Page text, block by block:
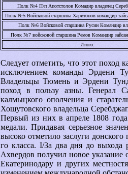
Полк №4 П\п Апотстолов Комадир владелец
Полк №5 Войсковой старшина Харитонов командир
Полк №6 Войсковой старшина Русин Командир
Полк №7 войсковой старшина Ремов Командир
Итого:
Следует отметить, что этот поход
исключением команды Эрдени
Владельцы Тюмень и Эрдени
поход в пользу азны. Генерал
калмыцкого ополчения и
Хошутовского владельца
Первый из них в апреле 1808
медали. Придавая серьезное
высоко отметило заслуги
го класса. I/За два дня до
Ахвердов получил новое
Екатеринодару и других